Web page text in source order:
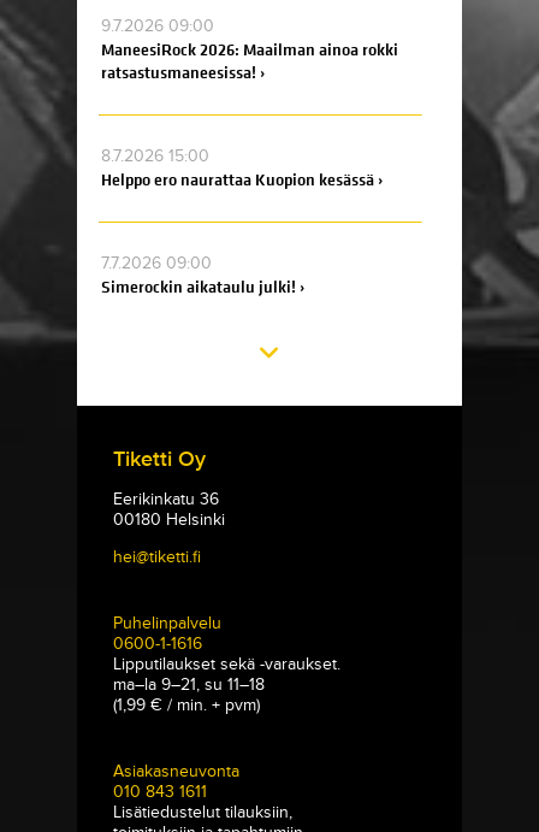
9.7.2026 09:00
ManeesiRock 2026: Maailman ainoa rokki
ratsastusmaneesissa! ›
8.7.2026 15:00
Helppo ero naurattaa Kuopion kesässä ›
7.7.2026 09:00
Simerockin aikataulu julki! ›
Tiketti Oy
Eerikinkatu 36
00180 Helsinki
hei@tiketti.fi
Puhelinpalvelu
0600-1-1616
Lipputilaukset sekä -varaukset.
ma–la 9–21, su 11–18
(1,99 € / min. + pvm)
Asiakasneuvonta
010 843 1611
Lisätiedustelut tilauksiin,